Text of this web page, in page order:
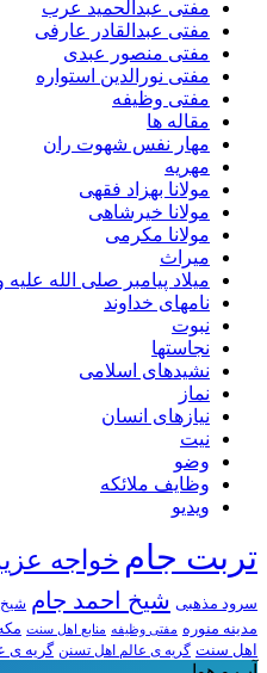
مفتی عبدالحمید عرب
مفتی عبدالقادر عارفی
مفتی منصور عبدی
مفتی نورالدین استواره
مفتی وظیفه
مقاله ها
مهار نفس شهوت ران
مهریه
مولانا بهزاد فقهی
مولانا خیرشاهی
مولانا مکرمی
میراث
میلاد پیامبر صلی الله
نامهای خداوند
نبوت
نجاستها
نشیدهای اسلامی
نماز
نیازهای انسان
نیت
وضو
وظایف ملائکه
ویدیو
تربت جام خواجه
سرود مذهبی شیخ احمد جام شیخ
مدینه منوره مفتی وظیفه منابع اهل سنت
اهل سنت گریه ی عالم اهل تسنن گریه ی